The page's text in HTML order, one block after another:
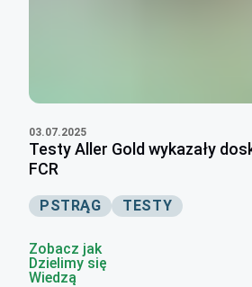
03.07.2025
Testy Aller Gold wykazały
FCR
PSTRĄG TESTY
Zobacz jak
Dzielimy się
Wiedzą